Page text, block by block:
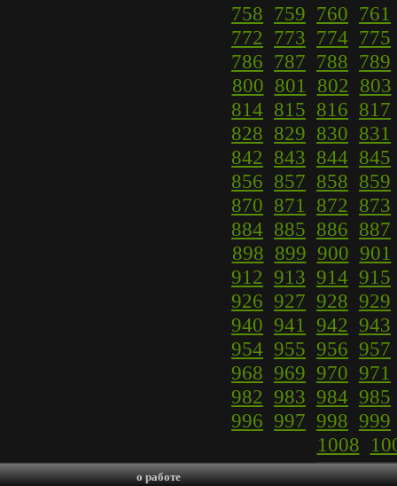
758 759 760 761
772 773 774 775
786 787 788 789
800 801 802 803
814 815 816 817
828 829 830 831
842 843 844 845
856 857 858 859
870 871 872 873
884 885 886 887
898 899 900 901
912 913 914 915
926 927 928 929
940 941 942 943
954 955 956 957
968 969 970 971
982 983 984 985
996 997 998 999
1008
о работе